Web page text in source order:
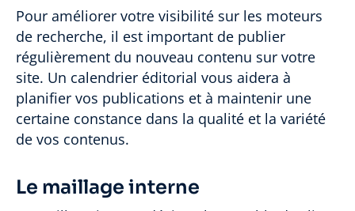
Pour améliorer votre visibilité sur les moteurs
de recherche, il est important de publier
régulièrement du nouveau contenu sur votre
site. Un calendrier éditorial vous aidera à
planifier vos publications et à maintenir une
certaine constance dans la qualité et la variété
de vos contenus.
Le maillage interne